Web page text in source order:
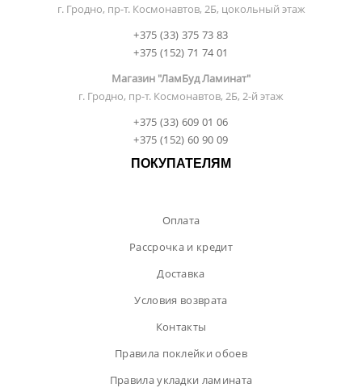
г. Гродно, пр-т. Космонавтов, 2Б, цокольный этаж
+375 (33) 375 73 83
+375 (152) 71 74 01
Магазин "ЛамБуд Ламинат"
г. Гродно, пр-т. Космонавтов, 2Б, 2-й этаж
+375 (33) 609 01 06
+375 (152) 60 90 09
ПОКУПАТЕЛЯМ
Оплата
Рассрочка и кредит
Доставка
Условия возврата
Контакты
Правила поклейки обоев
Правила укладки ламината